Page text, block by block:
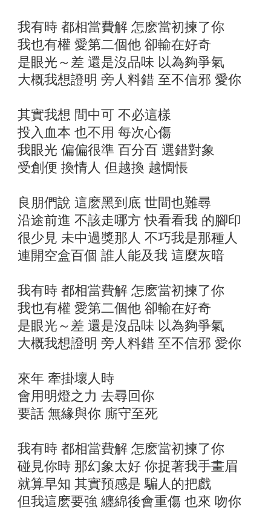
我有時 都相當費解 怎麽當初揀了你
我也有權 愛第二個他 卻輸在好奇
是眼光～差 還是沒品味 以為夠爭氣
大概我想證明 旁人料錯 至不信邪 愛你
其實我想 間中可 不必這樣
投入血本 也不用 每次心傷
我眼光 偏偏很準 百分百 選錯對象
受創便 換情人 但越換 越惆悵
良朋們說 這麽黑到底 世間也難尋
沿途前進 不該走哪方 快看看我 的腳印
很少見 未中過獎那人 不巧我是那種人
連開空盒百個 誰人能及我 這麼灰暗
我有時 都相當費解 怎麽當初揀了你
我也有權 愛第二個他 卻輸在好奇
是眼光～差 還是沒品味 以為夠爭氣
大概我想證明 旁人料錯 至不信邪 愛你
來年 牽掛壞人時
會用明燈之力 去尋回你
要話 無緣與你 廝守至死
我有時 都相當費解 怎麽當初揀了你
碰見你時 那幻象太好 你捉著我手畫眉
就算早知 其實預感是 騙人的把戲
但我這麽要強 纏綿後會重傷 也來 吻你